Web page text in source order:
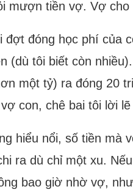
mượn tiền vợ. Vợ
đợt đóng học phí của
(dù tôi biết còn
một tỷ) ra đóng 20
con, chê bai tôi lời
hiểu nổi, số tiền mà
ra dù chỉ một xu.
bao giờ nhờ vợ,